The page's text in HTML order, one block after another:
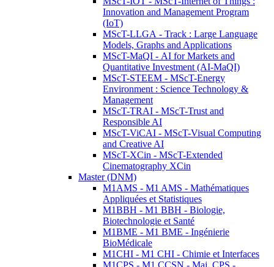
Innovation and Management Program
(IoT)
MScT-LLGA - Track : Large Language
Models, Graphs and Applications
MScT-MaQI - AI for Markets and
Quantitative Investment (AI-MaQI)
MScT-STEEM - MScT-Energy
Environment : Science Technology &
Management
MScT-TRAI - MScT-Trust and
Responsible AI
MScT-ViCAI - MScT-Visual Computing
and Creative AI
MScT-XCin - MScT-Extended
Cinematography XCin
Master (DNM)
M1AMS - M1 AMS - Mathématiques
Appliquées et Statistiques
M1BBH - M1 BBH - Biologie,
Biotechnologie et Santé
M1BME - M1 BME - Ingénierie
BioMédicale
M1CHI - M1 CHI - Chimie et Interfaces
M1CPS - M1 CCSN - Maj. CPS -